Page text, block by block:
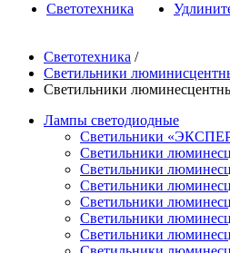
Светотехника
Светотехника /
Светильники
Светильники
Лампы светодиодные
Светильники
Светильники
Светильники
Светильники
Светильники
Светильники
Светильники